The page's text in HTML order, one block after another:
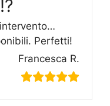
Perfetti!
Francesca R.